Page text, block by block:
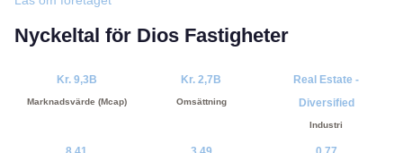
Nyckeltal för Dios Fastigheter
Kr. 9,3B
Marknadsvärde (Mcap)
Kr. 2,7B
Omsättning
Real Estate -
Diversified
Industri